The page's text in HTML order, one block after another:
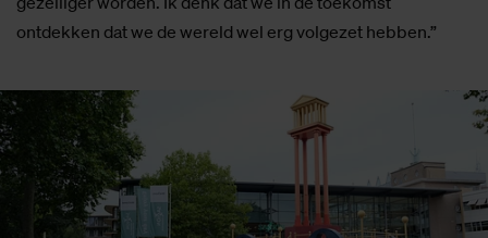
ontdekken dat we de wereld wel erg volgezet hebben.”